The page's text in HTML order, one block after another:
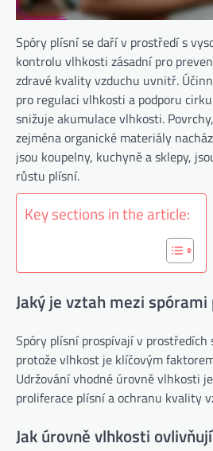
Spóry plísní se daří v prostředí s
kontrolu vlhkosti zásadní pro
zdravé kvality vzduchu uvnitř.
pro regulaci vlhkosti a podporu
snižuje akumulace vlhkosti.
zejména organické materiály
jsou koupelny, kuchyně a sklepy,
růstu plísní.
Key sections in the article:
Jaký je vztah mezi
Spóry plísní prospívají v prostředích
protože vlhkost je klíčovým
Udržování vhodné úrovně vlhkosti
proliferace plísní a ochranu kvality
Jak úrovně vlhkosti